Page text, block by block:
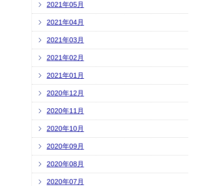
2021年05月
2021年04月
2021年03月
2021年02月
2021年01月
2020年12月
2020年11月
2020年10月
2020年09月
2020年08月
2020年07月